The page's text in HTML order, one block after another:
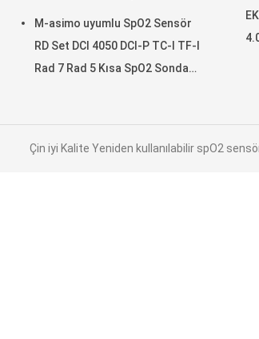
M-asimo uyumlu SpO2 Sensör
RD Set DCI 4050 DCI-P TC-I TF-I
Rad 7 Rad 5 Kısa SpO2 Sonda
Çin iyi Kalite Yeniden kullanılabilir spO2